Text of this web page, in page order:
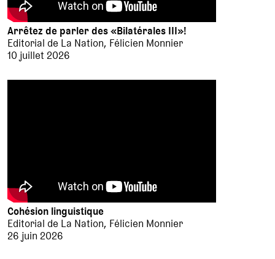
Arrêtez de parler des «Bilatérales III»!
Editorial de La Nation, Félicien Monnier
10 juillet 2026
Cohésion linguistique
Editorial de La Nation, Félicien Monnier
26 juin 2026